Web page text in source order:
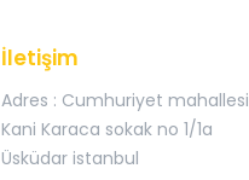
İletişim
Adres : Cumhuriyet mahallesi
Kani Karaca sokak no 1/1a
Üsküdar istanbul